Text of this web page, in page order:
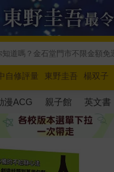
自修評量 東野圭吾 楊双子
花綻放
奧德賽 路邊攤新作
漫ACG 親子館 英文書